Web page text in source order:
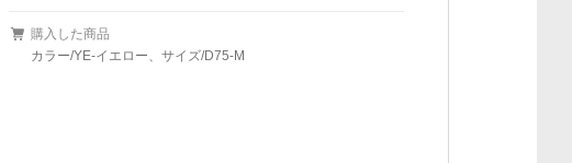
購入した商品
カラー/YE-イエロー、サイズ/D75-M